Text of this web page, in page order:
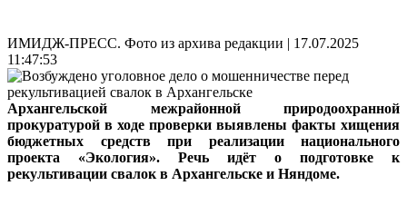
ИМИДЖ-ПРЕСС. Фото из архива редакции | 17.07.2025
11:47:53
Архангельской межрайонной природоохранной
прокуратурой в ходе проверки выявлены факты хищения
бюджетных средств при реализации национального
проекта «Экология». Речь идёт о подготовке к
рекультивации свалок в Архангельске и Няндоме.